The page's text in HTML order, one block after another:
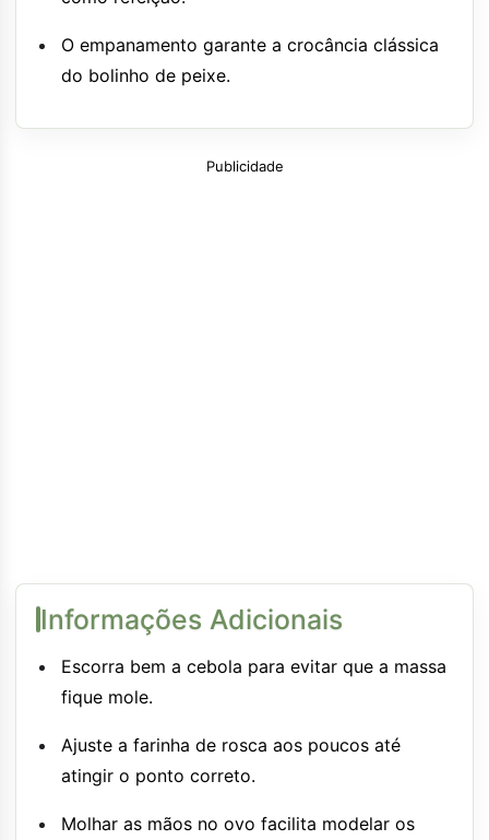
O empanamento garante a crocância clássica
do bolinho de peixe.
Publicidade
Informações Adicionais
Escorra bem a cebola para evitar que a massa
fique mole.
Ajuste a farinha de rosca aos poucos até
atingir o ponto correto.
Molhar as mãos no ovo facilita modelar os